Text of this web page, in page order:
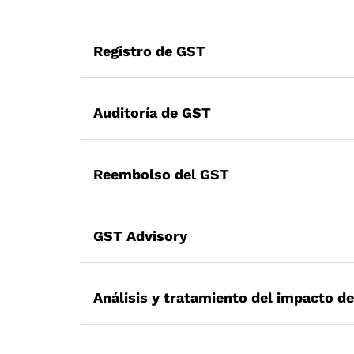
Registro de GST
Auditoría de GST
otras entradas realizadas por los
Reembolso del GST
impuestos arancelarios, la exportación de
GST Advisory
para elaborar estrategias sobre las
Asesoramiento sobre el GST.
Análisis y tratamiento del impacto